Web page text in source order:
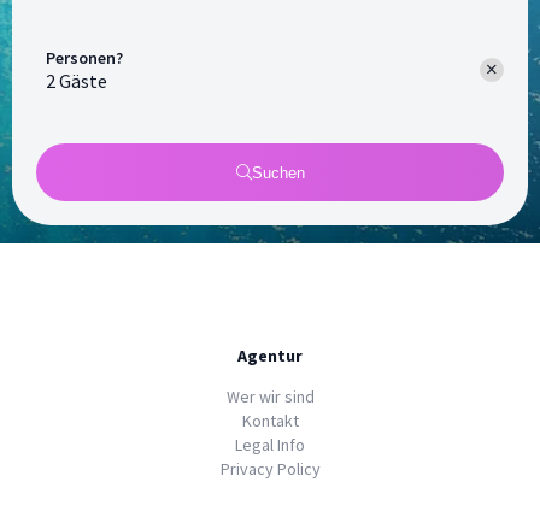
Personen?
Suchen
Agentur
Wer wir sind
Kontakt
Legal Info
Privacy Policy